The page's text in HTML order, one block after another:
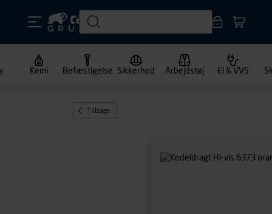
Kemi Befæstigelse Sikkerhed Arbejdstøj El & VVS
Tilbage